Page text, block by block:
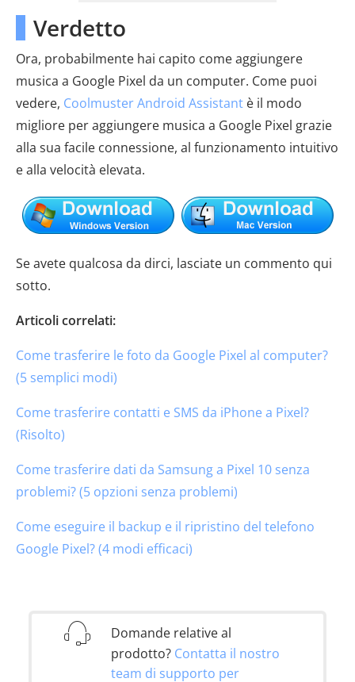
Verdetto
Ora, probabilmente hai capito come aggiungere
musica a Google Pixel da un computer. Come puoi
vedere, Coolmuster Android Assistant è il modo
migliore per aggiungere musica a Google Pixel grazie
alla sua facile connessione, al funzionamento intuitivo
e alla velocità elevata.
Se avete qualcosa da dirci, lasciate un commento qui
sotto.
Articoli correlati:
Come trasferire le foto da Google Pixel al computer?
(5 semplici modi)
Come trasferire contatti e SMS da iPhone a Pixel?
(Risolto)
Come trasferire dati da Samsung a Pixel 10 senza
problemi? (5 opzioni senza problemi)
Come eseguire il backup e il ripristino del telefono
Google Pixel? (4 modi efficaci)
Domande relative al
prodotto? Contatta il nostro
team di supporto per